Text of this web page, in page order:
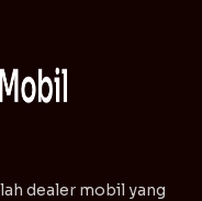
dealer mobil yang